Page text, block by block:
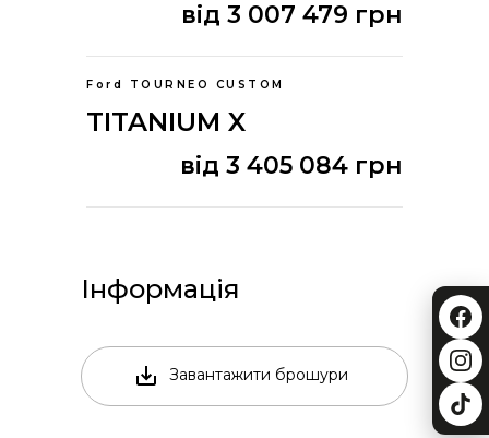
від 3 007 479 грн
TITANIUM X
Ford TOURNEO CUSTOM
від 3 405 084 грн
Інформація
Завантажити брошури